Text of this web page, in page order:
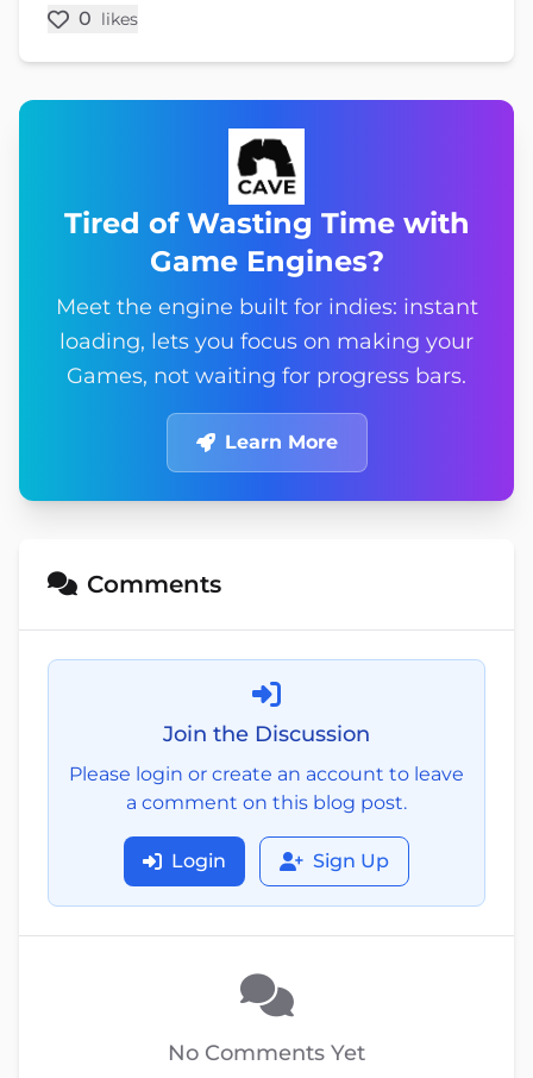
0 likes
Tired of Wasting Time with
Game Engines?
Meet the engine built for indies: instant
loading, lets you focus on making your
Games, not waiting for progress bars.
Learn More
Comments
Join the Discussion
Please login or create an account to leave
a comment on this blog post.
Login Sign Up
No Comments Yet